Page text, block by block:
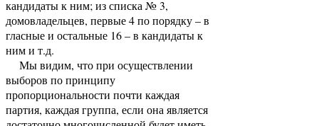
кандидаты к ним; из списка № 3,
домовладельцев, первые 4 по порядку – в
гласные и остальные 16 – в кандидаты к
ним и т.д.
Мы видим, что при осуществлении
выборов по принципу
пропорциональности почти каждая
партия, каждая группа, если она является